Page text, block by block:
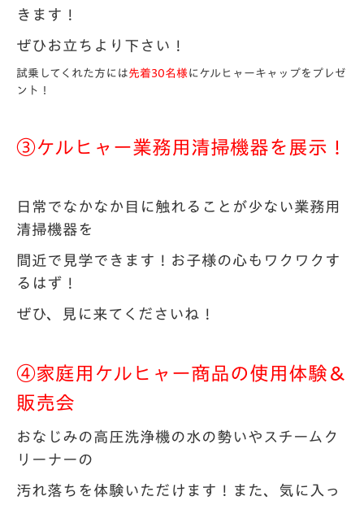
きます！
ぜひお立ちより下さい！
試乗してくれた方には先着30名様にケルヒャーキャップをプレゼ
ント！
③ケルヒャー業務用清掃機器を展示！
日常でなかなか目に触れることが少ない業務用
清掃機器を
間近で見学できます！お子様の心もワクワクす
るはず！
ぜひ、見に来てくださいね！
④家庭用ケルヒャー商品の使用体験＆
販売会
おなじみの高圧洗浄機の水の勢いやスチームク
リーナーの
汚れ落ちを体験いただけます！また、気に入っ